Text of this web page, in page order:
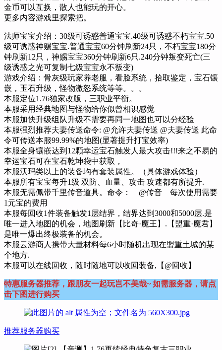
金币可以互换，散人也能玩的开心。
更多内容游戏里探索把。
法师宝宝介绍：30级可诱惑普通宝宝.40级可诱惑不朽宝宝.50
级可诱惑神赐宝宝.普通宝宝60分钟刷新24只，不朽宝宝180分
钟刷新12只，神赐宝宝360分钟刷新6只.240分钟叛变死亡(三
级诱惑之光可复制七级宝宝永不叛变)
游戏介绍：骨灰级玩家养老服，看脸系统，拾取鉴定，宝石镶
嵌，玉石升级，怪物激怒系统等等。。。
本服定位1.76独家改版，三职业平衡。
本服采用经典地图与怪物给你似曾相识感觉
本服加快升级组队升级不需要再同一地图也可以分经验
本服强烈推荐夫妻传送命令: @允许夫妻传送 @夫妻传送 此命
令可传送本服99.99%的地图(显著提升打宝效率)
本服全身镶嵌达到12颗幸运宝石触发人最大攻击!!!来之不易的
幸运宝石可在宝石乾坤袋中获取，
本服沃玛类以上的装备均有套装属性。（具体游戏体验）
本服所有宝宝每升1级 双防、血量、攻击 攻速都有所提升.
本服无需佩带千里传音道具。命令： @传音 每次使用需要
1元宝的费用
本服每回收1件装备触发1层结界，结界达到3000和5000层.是
唯一进入地图的机会，地图刷新【比奇·魔王】.【盟重·魔君】
是唯一爆出终极装备的机会。
本服云游商人携带大量材料每6小时随机出现在盟重土城的某
个地方.
本服可以在线回收，随时随地可以收回装备,【@回收】
特惠服务器推荐，跟朋友一起玩岂不美哉~ 如需服务器，请点
击下图进行购买
推荐服务器购买